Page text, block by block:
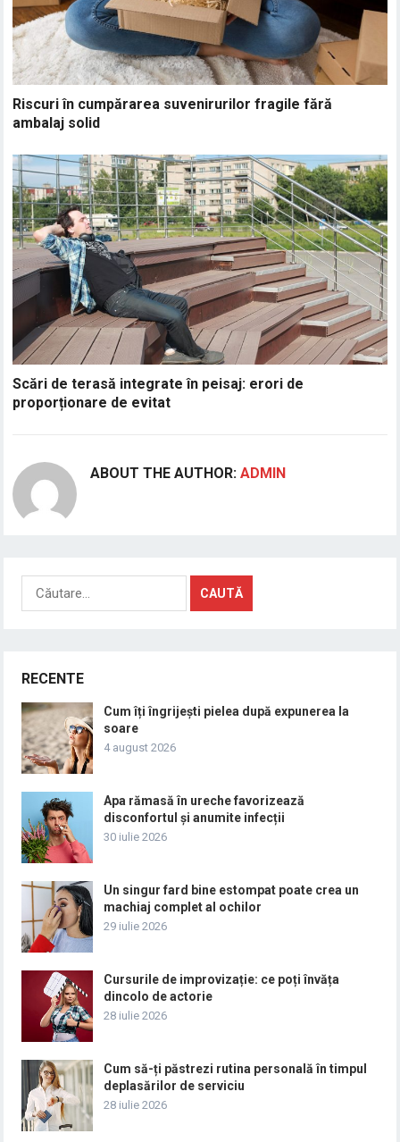
Riscuri în cumpărarea suvenirurilor fragile fără
ambalaj solid
Scări de terasă integrate în peisaj: erori de
proporționare de evitat
ABOUT THE AUTHOR:ADMIN
Caută
după:
RECENTE
Cum îți îngrijești pielea după expunerea la
soare
4 august 2026
Apa rămasă în ureche favorizează
disconfortul și anumite infecții
30 iulie 2026
Un singur fard bine estompat poate crea un
machiaj complet al ochilor
29 iulie 2026
Cursurile de improvizație: ce poți învăța
dincolo de actorie
28 iulie 2026
Cum să-ți păstrezi rutina personală în timpul
deplasărilor de serviciu
28 iulie 2026